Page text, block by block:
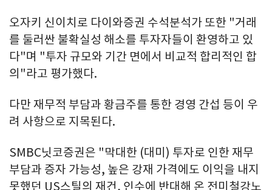
오자키 신이치로 다이와증권 수석분석가 또한 "거래
를 둘러싼 불확실성 해소를 투자자들이 환영하고 있
다"며 "투자 규모와 기간 면에서 비교적 합리적인 합
의"라고 평가했다.
다만 재무적 부담과 황금주를 통한 경영 간섭 등이 우
려 사항으로 지목된다.
SMBC닛코증권은 "막대한 (대미) 투자로 인한 재무
부담과 증자 가능성, 높은 강재 가격에도 이익을 내지
못했던 US스틸의 재건, 인수에 반대해 온 전미철강노